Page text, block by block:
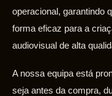
operacional, garantindo
forma eficaz para a
audiovisual de alta
A nossa equipa está
seja antes da compra,